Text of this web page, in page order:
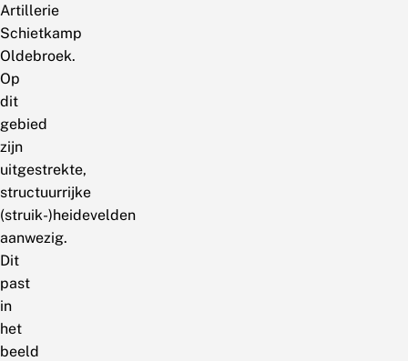
Artillerie
Schietkamp
Oldebroek.
Op
dit
gebied
zijn
uitgestrekte,
structuurrijke
(struik-)heidevelden
aanwezig.
Dit
past
in
het
beeld